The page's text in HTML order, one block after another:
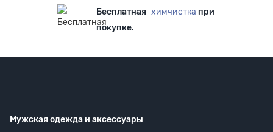
Бесплатная химчистка при
покупке.
Мужская одежда и аксессуары